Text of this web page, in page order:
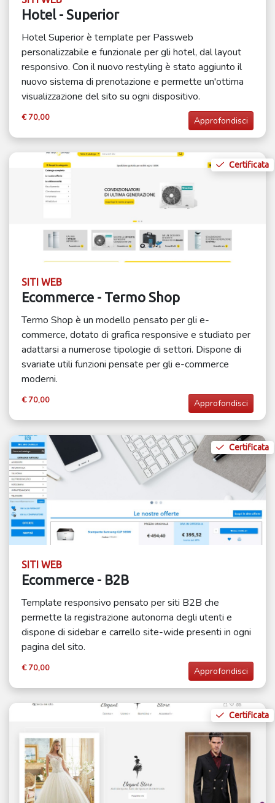
Hotel - Superior
Hotel Superior è template per Passweb
personalizzabile e funzionale per gli hotel, dal layout
responsivo. Con il nuovo restyling è stato aggiunto il
nuovo sistema di prenotazione e permette un'ottima
visualizzazione del sito su ogni dispositivo.
€ 70,00 Approfondisci
Certificata
SITI WEB
Ecommerce - Termo Shop
Termo Shop è un modello pensato per gli e-
commerce, dotato di grafica responsive e studiato per
adattarsi a numerose tipologie di settori. Dispone di
svariate utili funzioni pensate per gli e-commerce
moderni.
€ 70,00 Approfondisci
Certificata
SITI WEB
Ecommerce - B2B
Template responsivo pensato per siti B2B che
permette la registrazione autonoma degli utenti e
dispone di sidebar e carrello site-wide presenti in ogni
pagina del sito.
€ 70,00 Approfondisci
Certificata